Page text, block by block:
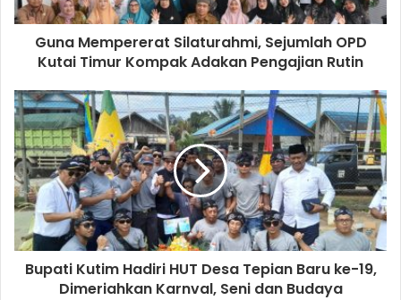
Guna Mempererat Silaturahmi, Sejumlah OPD
Kutai Timur Kompak Adakan Pengajian Rutin
Bupati Kutim Hadiri HUT Desa Tepian Baru ke-19,
Dimeriahkan Karnval, Seni dan Budaya